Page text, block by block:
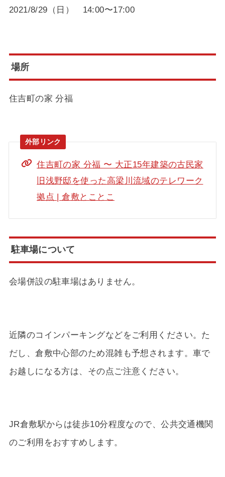
2021/8/29（日） 14:00〜17:00
場所
住吉町の家 分福
住吉町の家 分福 〜 大正15年建築の古民家
旧浅野邸を使った高梁川流域のテレワーク
拠点 | 倉敷とことこ
駐車場について
会場併設の駐車場はありません。
近隣のコインパーキングなどをご利用ください。た
だし、倉敷中心部のため混雑も予想されます。車で
お越しになる方は、その点ご注意ください。
JR倉敷駅からは徒歩10分程度なので、公共交通機関
のご利用をおすすめします。